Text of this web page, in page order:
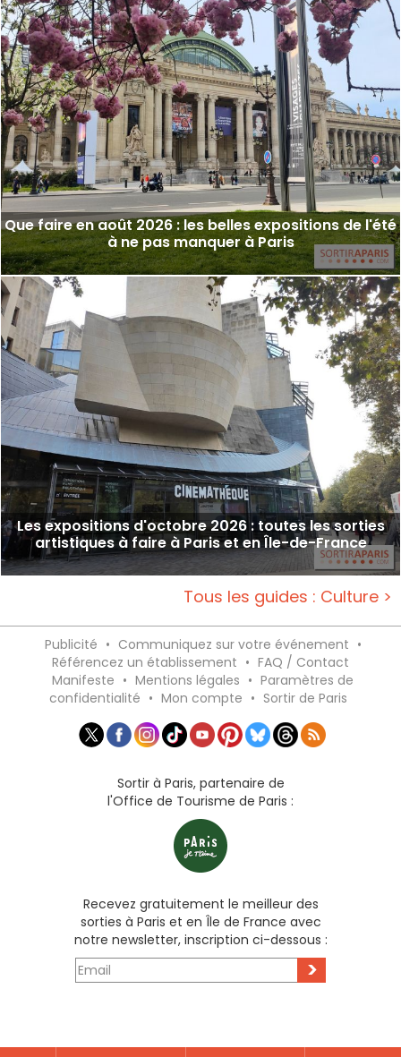
Que faire en août 2026 : les belles expositions de l'été
à ne pas manquer à Paris
Les expositions d'octobre 2026 : toutes les sorties
artistiques à faire à Paris et en Île-de-France
Tous les guides : Culture >
Publicité • Communiquez sur votre événement •
Référencez un établissement • FAQ / Contact
Manifeste • Mentions légales • Paramètres de
confidentialité • Mon compte • Sortir de Paris
Sortir à Paris, partenaire de
l'Office de Tourisme de Paris :
Recevez gratuitement le meilleur des
sorties à Paris et en Île de France avec
notre newsletter, inscription ci-dessous :
>